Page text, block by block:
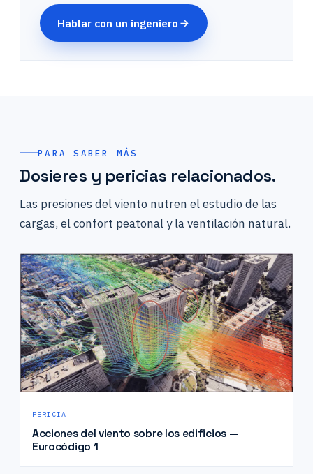
Hablar con un ingeniero
PARA SABER MÁS
Dosieres y pericias relacionados.
Las presiones del viento nutren el estudio de las
cargas, el confort peatonal y la ventilación natural.
PERICIA
Acciones del viento sobre los edificios —
Eurocódigo 1